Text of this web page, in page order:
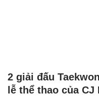
2 giải đấu
lễ thể thao của CJ